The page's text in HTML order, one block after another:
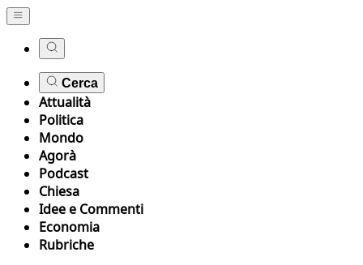
Cerca
Attualità
Politica
Mondo
Agorà
Podcast
Chiesa
Idee e Commenti
Economia
Rubriche